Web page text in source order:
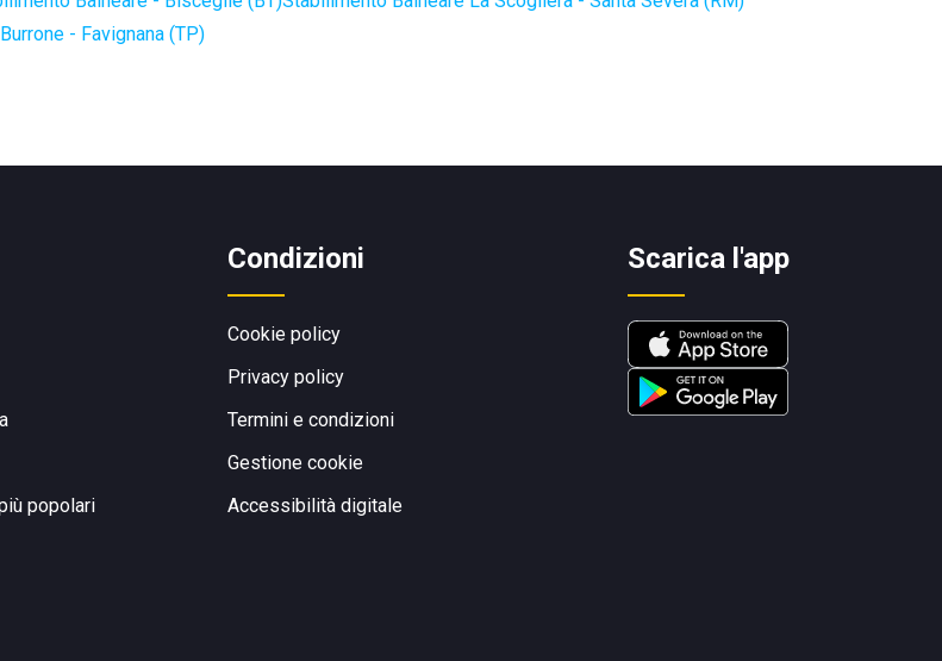
- Favignana (TP)
popolari
Condizioni
Cookie policy
Privacy policy
Termini e condizioni
Gestione cookie
Accessibilità digitale
Scarica l'app